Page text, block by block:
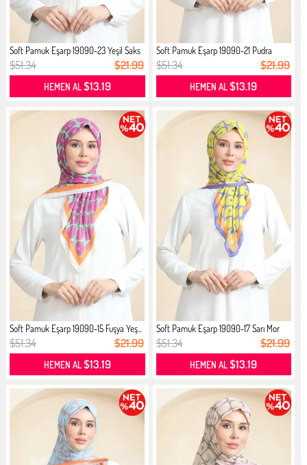
Soft Pamuk Eşarp 19090-23 Yeşil Saks
$51.34 $21.99
HEMEN AL$13.19
Soft Pamuk Eşarp 19090-21 Pudra
Pembe
$51.34 $21.99
HEMEN AL$13.19
Soft Pamuk Eşarp 19090-15 Fuşya Yeş...
$51.34 $21.99
HEMEN AL$13.19
Soft Pamuk Eşarp 19090-17 Sarı Mor
$51.34 $21.99
HEMEN AL$13.19